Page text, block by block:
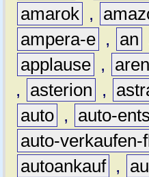
amarok ,
ampera-e , an
applause ,
,
asterion ,
auto , auto-
auto-verkaufen-
autoankauf ,